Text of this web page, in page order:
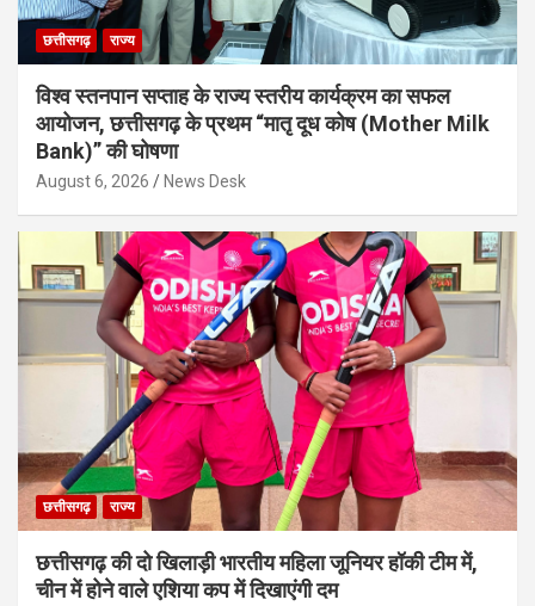
छत्तीसगढ़ राज्य
विश्व स्तनपान सप्ताह के राज्य स्तरीय कार्यक्रम का सफल
आयोजन, छत्तीसगढ़ के प्रथम “मातृ दूध कोष (Mother Milk
Bank)” की घोषणा
August 6, 2026 News Desk
छत्तीसगढ़ राज्य
छत्तीसगढ़ की दो खिलाड़ी भारतीय महिला जूनियर हॉकी टीम में,
चीन में होने वाले एशिया कप में दिखाएंगी दम